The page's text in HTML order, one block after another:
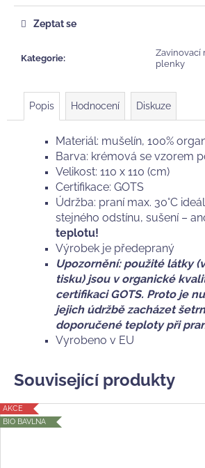
Kategorie:
Zavinovací
plenky
Zeptat se
Popis Hodnocení Diskuze
Materiál: mušelín, 100%
Barva: krémová se vzorem
Velikost: 110 x 110 (cm)
Certifikace: GOTS
Údržba: praní max. 30°C
stejného odstínu, sušení –
teplotu!
Výrobek je předepraný
Upozornění: použité látky
tisku) jsou v organické
certifikaci GOTS. Proto je
jejich údržbě zacházet
doporučené teploty při
Vyrobeno v EU
Související produkty
AKCE
BIO BAVLNA
Kč